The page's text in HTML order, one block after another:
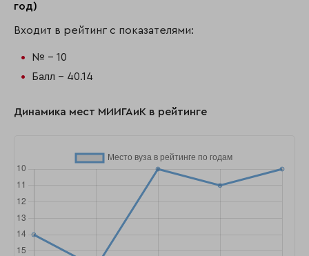
год)
Входит в рейтинг с показателями:
№ - 10
Балл - 40.14
Динамика мест МИИГАиК в рейтинге